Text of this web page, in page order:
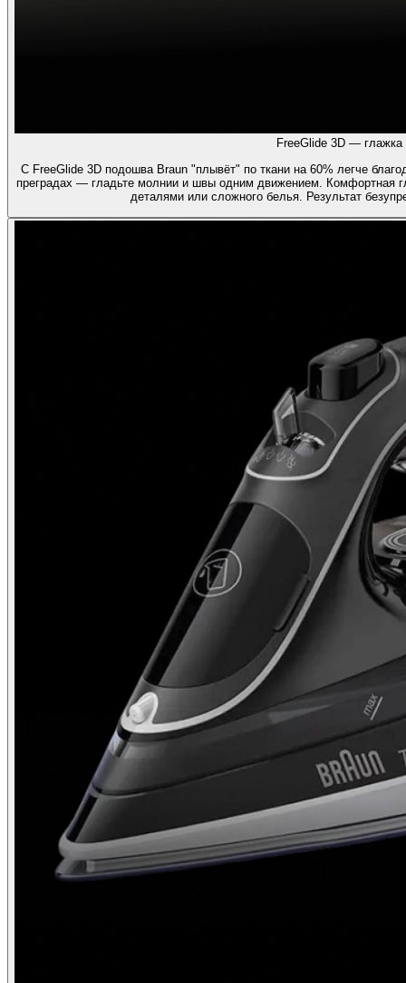
FreeGlide 3D — глажка
С FreeGlide 3D подошва Braun "плывёт" по ткани на 60% легче
преградах — гладьте молнии и швы одним движением. Комфортная
деталями или сложного белья. Результат